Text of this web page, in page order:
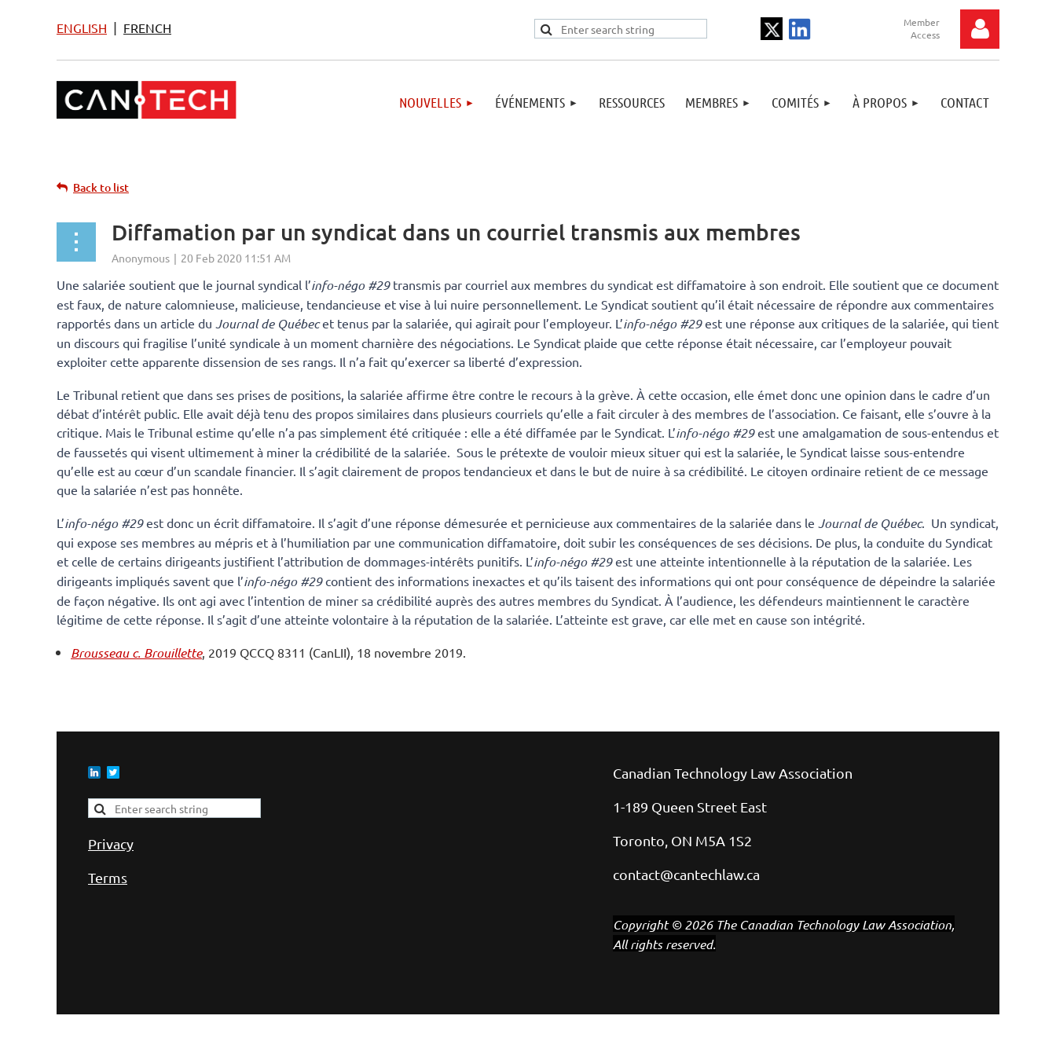
ENGLISH | FRENCH
NOUVELLES ÉVÉNEMENTS RESSOURCES MEMBRES COMITÉS À PROPOS CONTACT
Back to list
Diffamation par un syndicat dans un courriel transmis aux membres
Une salariée soutient que le journal syndical l’info-négo #29 transmis par courriel aux membres du syndicat est diffamatoire à son endroit. Elle soutient que ce document
est faux, de nature calomnieuse, malicieuse, tendancieuse et vise à lui nuire personnellement. Le Syndicat soutient qu’il était nécessaire de répondre aux commentaires
rapportés dans un article du Journal de Québecet tenus par la salariée, qui agirait pour l’employeur. L’info-négo #29est une réponse aux critiques de la salariée, qui tient
un discours qui fragilise l’unité syndicale à un moment charnière des négociations. Le Syndicat plaide que cette réponse était nécessaire, car l’employeur pouvait
exploiter cette apparente dissension de ses rangs. Il n’a fait qu’exercer sa liberté d’expression.
Le Tribunal retient que dans ses prises de positions, la salariée affirme être contre le recours à la grève. À cette occasion, elle émet donc une opinion dans le cadre d’un
débat d’intérêt public. Elle avait déjà tenu des propos similaires dans plusieurs courriels qu’elle a fait circuler à des membres de l’association. Ce faisant, elle s’ouvre à la
critique. Mais le Tribunal estime qu’elle n’a pas simplement été critiquée : elle a été diffamée par le Syndicat. L’info-négo #29est une amalgamation de sous-entendus et
de faussetés qui visent ultimement à miner la crédibilité de la salariée. Sous le prétexte de vouloir mieux situer qui est la salariée, le Syndicat laisse sous-entendre
qu’elle est au cœur d’un scandale financier. Il s’agit clairement de propos tendancieux et dans le but de nuire à sa crédibilité. Le citoyen ordinaire retient de ce message
que la salariée n’est pas honnête.
L’info-négo #29est donc un écrit diffamatoire. Il s’agit d’une réponse démesurée et pernicieuse aux commentaires de la salariée dans le Journal de Québec. Un syndicat,
qui expose ses membres au mépris et à l’humiliation par une communication diffamatoire, doit subir les conséquences de ses décisions. De plus, la conduite du Syndicat
et celle de certains dirigeants justifient l’attribution de dommages-intérêts punitifs. L’info-négo #29est une atteinte intentionnelle à la réputation de la salariée. Les
dirigeants impliqués savent que l’info-négo #29contient des informations inexactes et qu’ils taisent des informations qui ont pour conséquence de dépeindre la salariée
de façon négative. Ils ont agi avec l’intention de miner sa crédibilité auprès des autres membres du Syndicat. À l’audience, les défendeurs maintiennent le caractère
légitime de cette réponse. Il s’agit d’une atteinte volontaire à la réputation de la salariée. L’atteinte est grave, car elle met en cause son intégrité.
Brousseau c. Brouillette, 2019 QCCQ 8311 (CanLII), 18 novembre 2019.
Privacy
Terms
Canadian Technology Law Association
1-189 Queen Street East
Toronto, ON M5A 1S2
contact@cantechlaw.ca
Copyright © 2026 The Canadian Technology Law Association,
All rights reserved.